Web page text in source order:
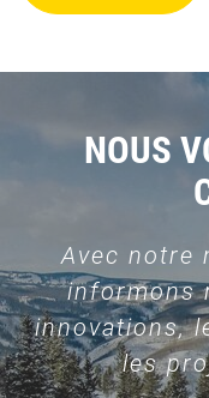
NOUS
Avec notre
informons
innovations,
les